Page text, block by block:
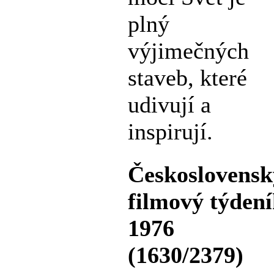
plný
výjimečných
staveb, které
udivují a
inspirují.
filmový
1976
(1630/2379)